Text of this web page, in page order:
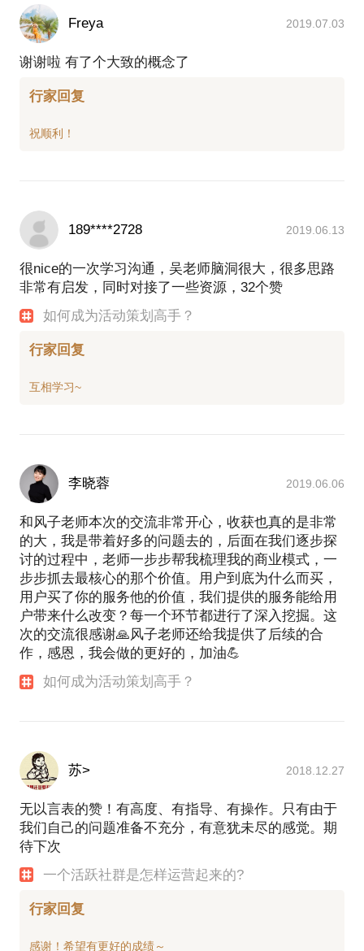
Freya 2019.07.03
谢谢啦 有了个大致的概念了
行家回复
189****2728 2019.06.13
很nice的一次学习沟通，吴老师脑洞很大，很多思路
非常有启发，同时对接了一些资源，32个赞
如何成为活动策划高手？
行家回复
李晓蓉 2019.06.06
和风子老师本次的交流非常开心，收获也真的是非常
的大，我是带着好多的问题去的，后面在我们逐步探
讨的过程中，老师一步步帮我梳理我的商业模式，一
步步抓去最核心的那个价值。用户到底为什么而买，
用户买了你的服务他的价值，我们提供的服务能给用
户带来什么改变？每一个环节都进行了深入挖掘。这
次的交流很感谢🙏风子老师还给我提供了后续的合
作，感恩，我会做的更好的，加油💪
如何成为活动策划高手？
苏> 2018.12.27
无以言表的赞！有高度、有指导、有操作。只有由于
我们自己的问题准备不充分，有意犹未尽的感觉。期
待下次
一个活跃社群是怎样运营起来的?
行家回复